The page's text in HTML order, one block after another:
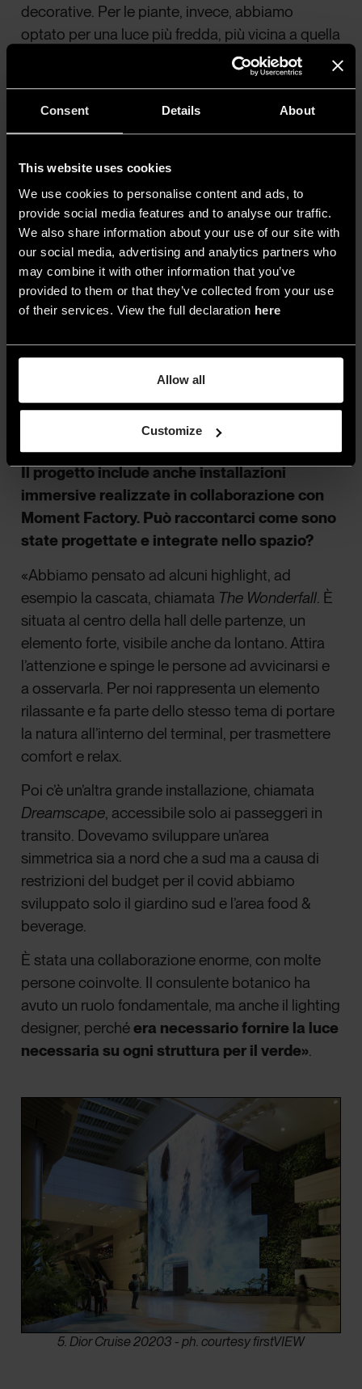
Consent Details About
This website uses cookies
We use cookies to personalise content and ads, to
provide social media features and to analyse our traffic.
We also share information about your use of our site with
our social media, advertising and analytics partners who
may combine it with other information that you’ve
provided to them or that they’ve collected from your use
of their services. View the full declaration here
Allow all
Customize
decorative. Per le piante, invece, abbiamo
optato per una luce più fredda, più vicina a quella
naturale. La luce generale proviene da prodotti
forniti da ERCO ed iGuzzini. L’illuminazione per le
piante è di Lumenpulse. Le luci decorative sono
Changi Airport Group, Fabian Ong
Il progetto include anche installazioni
immersive realizzate in collaborazione con
Moment Factory. Può raccontarci come sono
state progettate e integrate nello spazio?
«Abbiamo pensato ad alcuni highlight, ad
esempio la cascata, chiamata The Wonderfall . È
situata al centro della hall delle partenze, un
elemento forte, visibile anche da lontano. Attira
l’attenzione e spinge le persone ad avvicinarsi e
a osservarla. Per noi rappresenta un elemento
rilassante e fa parte dello stesso tema di portare
la natura all’interno del terminal, per trasmettere
comfort e relax.
Poi c’è un’altra grande installazione, chiamata
Dreamscape, accessibile solo ai passeggeri in
transito. Dovevamo sviluppare un’area
simmetrica sia a nord che a sud ma a causa di
restrizioni del budget per il covid abbiamo
sviluppato solo il giardino sud e l’area food &
beverage.
È stata una collaborazione enorme, con molte
persone coinvolte. Il consulente botanico ha
avuto un ruolo fondamentale, ma anche il lighting
designer, perchéera necessario fornire la luce
necessaria su ogni struttura per il verde».
5. Dior Cruise 20203 - ph. courtesy firstVIEW